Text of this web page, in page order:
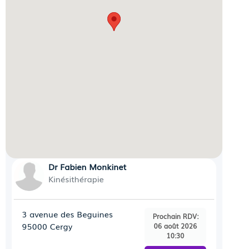
Dr Fabien Monkinet
Kinésithérapie
3 avenue des Beguines
95000 Cergy
Prochain RDV:
06 août 2026
10:30